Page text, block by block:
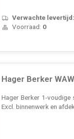
Verwachte
Voorraad: 0
Hager Berker
Hager Berker 1-
Excl. binnenwerk en